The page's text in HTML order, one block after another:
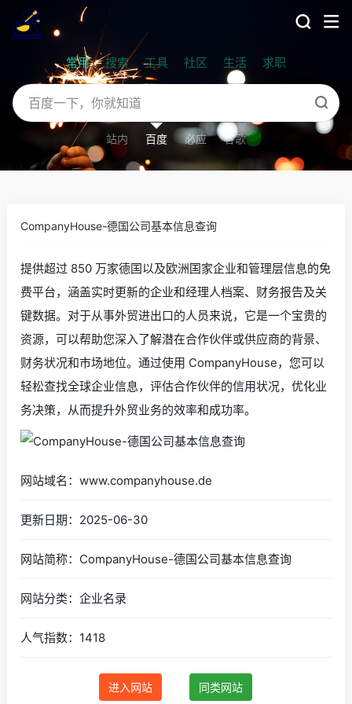
常用 搜索 工具 社区 生活 求职
站内 百度 必应 谷歌
CompanyHouse-德国公司基本信息查询
提供超过 850 万家德国以及欧洲国家企业和管理层信息的免
费平台，涵盖实时更新的企业和经理人档案、财务报告及关
键数据。对于从事外贸进出口的人员来说，它是一个宝贵的
资源，可以帮助您深入了解潜在合作伙伴或供应商的背景、
财务状况和市场地位。通过使用 CompanyHouse，您可以
轻松查找全球企业信息，评估合作伙伴的信用状况，优化业
务决策，从而提升外贸业务的效率和成功率。
网站域名：www.companyhouse.de
更新日期：2025-06-30
网站简称：CompanyHouse-德国公司基本信息查询
网站分类：企业名录
人气指数：1418
进入网站 同类网站